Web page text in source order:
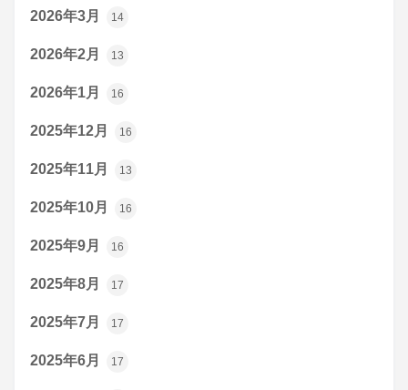
2026年3月 14
2026年2月 13
2026年1月 16
2025年12月 16
2025年11月 13
2025年10月 16
2025年9月 16
2025年8月 17
2025年7月 17
2025年6月 17